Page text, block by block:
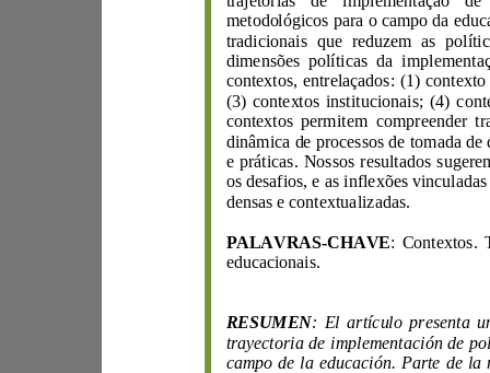
dimens
densas e contextualizadas.
PALAVRAS- CHAVE: C
educacionais.
RESUMEN:
trayectoria de imple